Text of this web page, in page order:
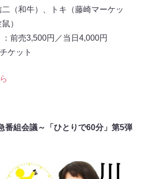
（和牛）、トキ（藤崎マーケッ
）
前売3,500円／当日4,000円
ケット
組会議～「ひとりで60分」第5弾